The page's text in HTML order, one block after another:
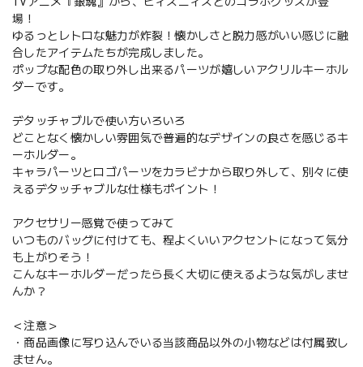
場！
ゆるっとレトロな魅力が炸裂！懐かしさと脱力感がいい感じに融
合したアイテムたちが完成しました。
ポップな配色の取り外し出来るパーツが嬉しいアクリルキーホル
ダーです。
デタッチャブルで使い方いろいろ
どことなく懐かしい雰囲気で普遍的なデザインの良さを感じるキ
ーホルダー。
キャラパーツとロゴパーツをカラビナから取り外して、別々に使
えるデタッチャブルな仕様もポイント！
アクセサリー感覚で使ってみて
いつものバッグに付けても、程よくいいアクセントになって気分
も上がりそう！
こんなキーホルダーだったら長く大切に使えるような気がしませ
んか？
＜注意＞
・商品画像に写り込んでいる当該商品以外の小物などは付属致し
ません。